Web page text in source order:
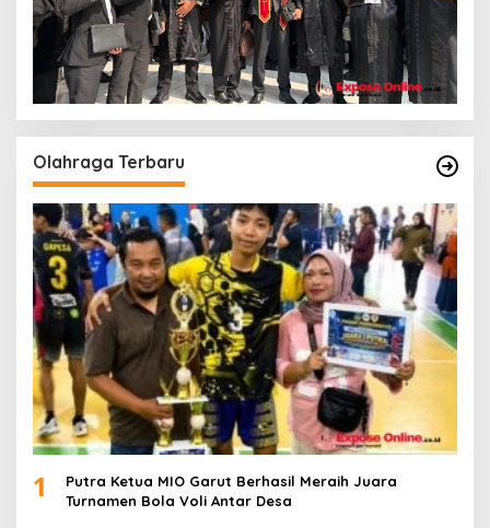
Olahraga Terbaru
1
Putra Ketua MIO Garut Berhasil Meraih Juara
Turnamen Bola Voli Antar Desa